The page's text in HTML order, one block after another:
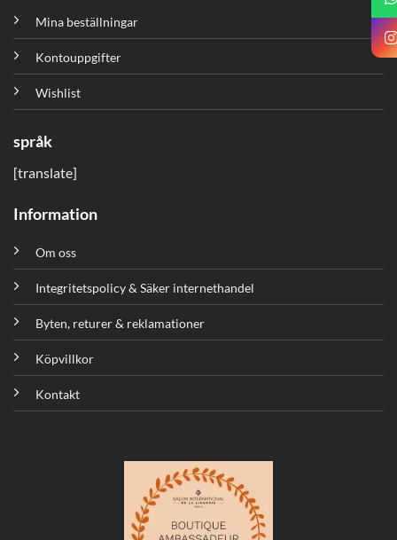
Mina beställningar
Kontouppgifter
Wishlist
språk
[translate]
Information
Om oss
Integritetspolicy & Säker internethandel
Byten, returer & reklamationer
Köpvillkor
Kontakt